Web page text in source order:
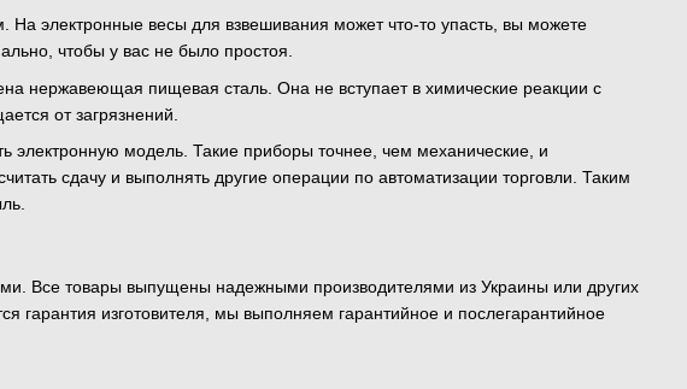
На электронные весы для взвешивания может что-то упасть, вы можете
чтобы у вас не было простоя.
нержавеющая пищевая сталь. Она не вступает в химические реакции с
от загрязнений.
электронную модель. Такие приборы точнее, чем механические, и
сдачу и выполнять другие операции по автоматизации торговли. Таким
Все товары выпущены надежными производителями из Украины или других
гарантия изготовителя, мы выполняем гарантийное и послегарантийное